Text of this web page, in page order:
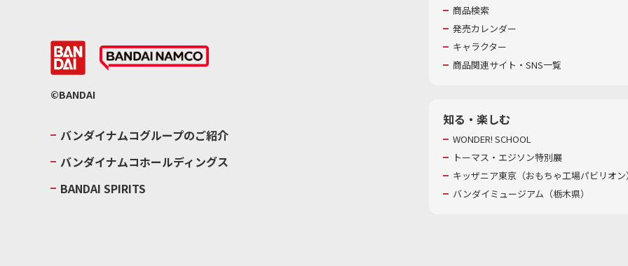
©BANDAI
バンダイナムコグループのご紹介
バンダイナムコホールディングス
BANDAI SPIRITS
商品検索
発売カレンダー
キャラクター
商品関連サイト・SNS一覧
知る・楽しむ
WONDER! SCHOOL
トーマス・エジソン特別展
キッザニア東京（おもちゃ工場パビリオ
バンダイミュージアム（栃木県）